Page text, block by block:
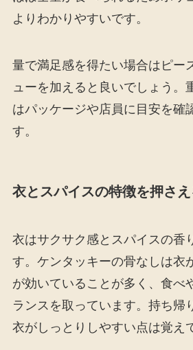
よりわかりやすいです。
量で満足感を得たい場合はピー
ューを加えると良いでしょう。
はパッケージや店員に目安を確
す。
衣とスパイスの特徴を押さえ
衣はサクサク感とスパイスの香
す。ケンタッキーの骨なしは衣
が効いていることが多く、食べ
ランスを取っています。持ち帰
衣がしっとりしやすい点は覚え